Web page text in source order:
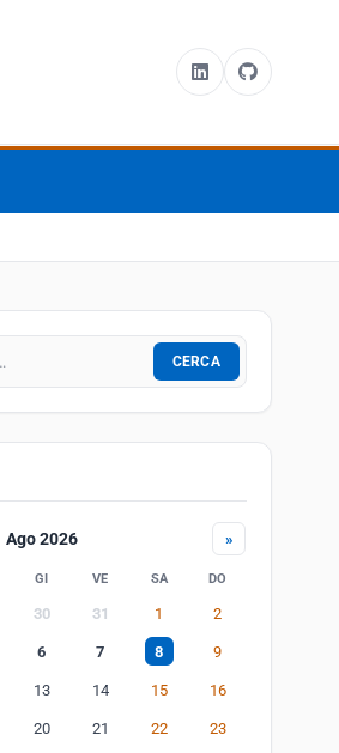
CERCA
Ago 2026 »
GI VE SA DO
30 31 1 2
6 7 8 9
13 14 15 16
20 21 22 23